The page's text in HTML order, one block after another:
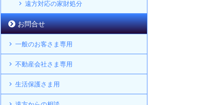
遠方対応の家財処分
お問合せ
一般のお客さま専用
不動産会社さま専用
生活保護さま用